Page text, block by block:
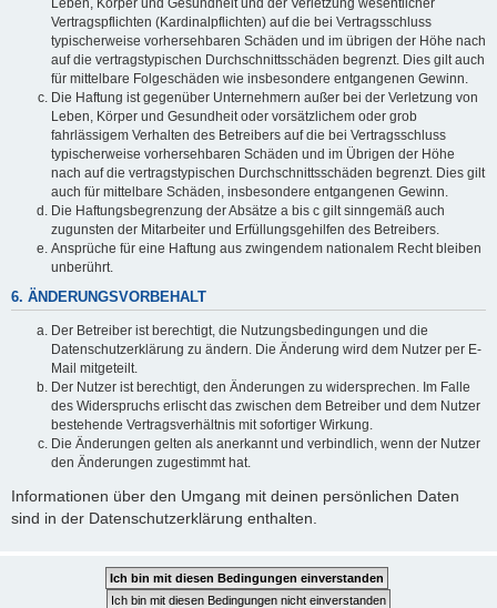
Vertragspflichten (Kardinalpflichten) auf die bei Vertragsschluss
typischerweise vorhersehbaren Schäden und im übrigen der Höhe nach
auf die vertragstypischen Durchschnittsschäden begrenzt. Dies gilt auch
für mittelbare Folgeschäden wie insbesondere entgangenen Gewinn.
Die Haftung ist gegenüber Unternehmern außer bei der Verletzung von
Leben, Körper und Gesundheit oder vorsätzlichem oder grob
fahrlässigem Verhalten des Betreibers auf die bei Vertragsschluss
typischerweise vorhersehbaren Schäden und im Übrigen der Höhe
nach auf die vertragstypischen Durchschnittsschäden begrenzt. Dies gilt
auch für mittelbare Schäden, insbesondere entgangenen Gewinn.
Die Haftungsbegrenzung der Absätze a bis c gilt sinngemäß auch
zugunsten der Mitarbeiter und Erfüllungsgehilfen des Betreibers.
Ansprüche für eine Haftung aus zwingendem nationalem Recht bleiben
unberührt.
6. ÄNDERUNGSVORBEHALT
Der Betreiber ist berechtigt, die Nutzungsbedingungen und die
Datenschutzerklärung zu ändern. Die Änderung wird dem Nutzer per E-
Mail mitgeteilt.
Der Nutzer ist berechtigt, den Änderungen zu widersprechen. Im Falle
des Widerspruchs erlischt das zwischen dem Betreiber und dem Nutzer
bestehende Vertragsverhältnis mit sofortiger Wirkung.
Die Änderungen gelten als anerkannt und verbindlich, wenn der Nutzer
den Änderungen zugestimmt hat.
Informationen über den Umgang mit deinen persönlichen Daten
sind in der Datenschutzerklärung enthalten.